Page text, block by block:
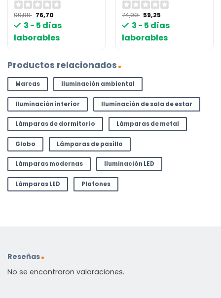
99,99 El
precio
original
99,99 €.
76,70
actual
76,70 €.
3 - 5 días
laborables
74,99 El
precio
original
74,99 €.
59,25
actual
59,25 €.
3 - 5 días
laborables
Productos relacionados
Marcas Iluminación ambiental
Iluminación interior Iluminación de sala de estar
Lámparas de dormitorio Lámparas de metal
Globo Lámparas de pasillo
Lámparas modernas Iluminación LED
Lámparas LED Plafones
Reseñas
No se encontraron valoraciones.